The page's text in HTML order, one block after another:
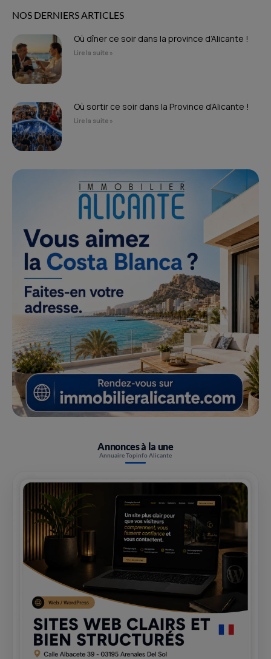
NOS DERNIERS ARTICLES
Où dîner ce soir dans la province d’Alicante !
Lire la suite »
Où sortir ce soir dans la Province d’Alicante !
Lire la suite »
Annonces à la une
Annuaire Topinfo Alicante